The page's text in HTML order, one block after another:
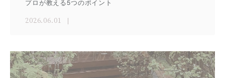
プロが教える5つのポイント
2026.06.01